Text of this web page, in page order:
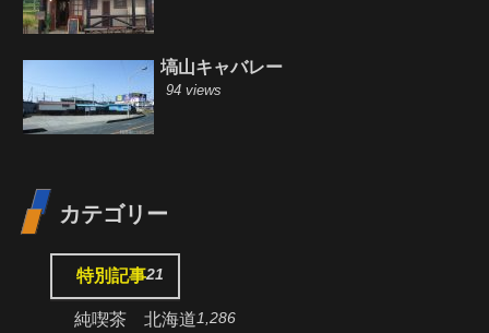
塙山キャバレー
94 views
カテゴリー
特別記事21
純喫茶 北海道1,286